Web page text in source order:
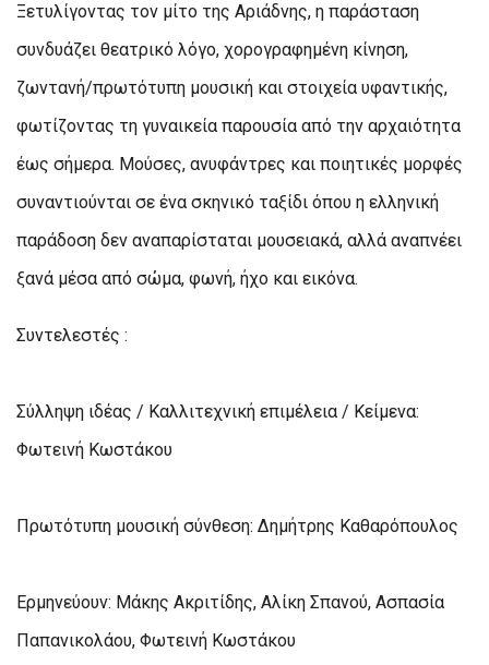
Ξετυλίγοντας τον μίτο της Αριάδνης, η παράσταση
συνδυάζει θεατρικό λόγο, χορογραφημένη κίνηση,
ζωντανή/πρωτότυπη μουσική και στοιχεία υφαντικής,
φωτίζοντας τη γυναικεία παρουσία από την αρχαιότητα
έως σήμερα. Μούσες, ανυφάντρες και ποιητικές μορφές
συναντιούνται σε ένα σκηνικό ταξίδι όπου η ελληνική
παράδοση δεν αναπαρίσταται μουσειακά, αλλά αναπνέει
ξανά μέσα από σώμα, φωνή, ήχο και εικόνα.
Συντελεστές :
Σύλληψη ιδέας / Καλλιτεχνική επιμέλεια / Κείμενα:
Φωτεινή Κωστάκου
Πρωτότυπη μουσική σύνθεση: Δημήτρης Καθαρόπουλος
Ερμηνεύουν: Μάκης Ακριτίδης, Αλίκη Σπανού, Ασπασία
Παπανικολάου, Φωτεινή Κωστάκου